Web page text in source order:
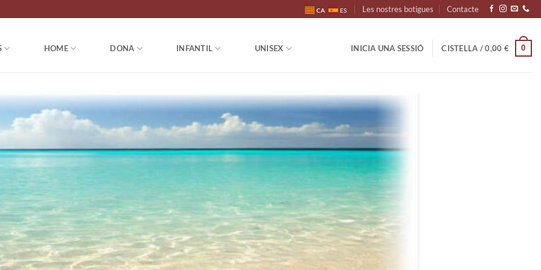
CA ES Les nostres botigues Contacte
HOME DONA INFANTIL UNISEX INICIA UNA SESSIÓ CISTELLA /0,00 € 0